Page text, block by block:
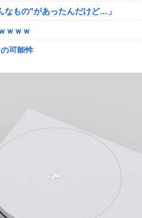
ｗ
の大人気すぎる…
姿で登場してしまう
生の敗者」自認
懲役7年の求刑←これ…
縄ほんとーーーーーーーーにおも
レビ番組が最新SNSの数十年先を
なもの”があったんだけど…」
ｗｗｗ
可能性
まいました。肝臓に転移も見られて
だった
姿で登場してしまう
にブッ刺さりまくりw w w w w w
ｗｗｗｗ
診察と薬剤処方…被災者向け大浴場も